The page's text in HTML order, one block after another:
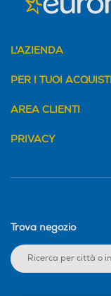
L'AZIENDA
PER I TUOI ACQUISTI
AREA CLIENTI
PRIVACY
Trova negozio